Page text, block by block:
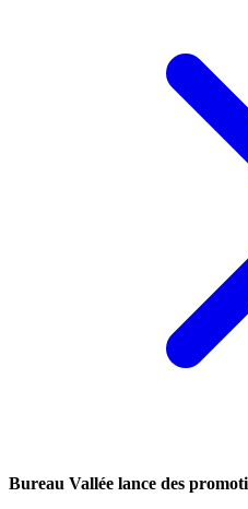
Bureau Vallée lance des